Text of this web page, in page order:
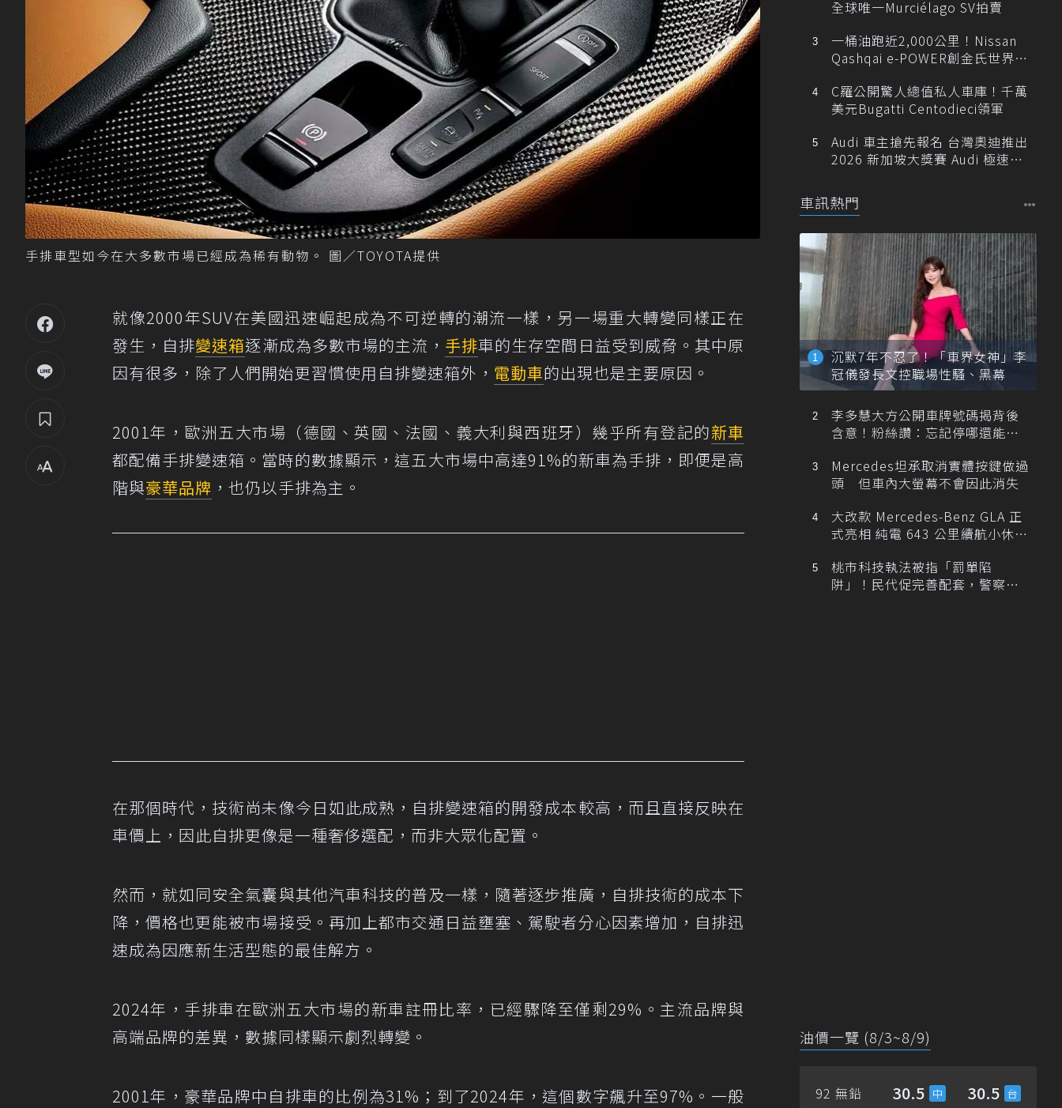
手排車型如今在大多數市場已經成為稀有動物。 圖／TOYOTA提供
就像2000年SUV在美國迅速崛起成為不可逆轉的潮流一樣，另一場重大轉變同樣正在
發生，自排變速箱逐漸成為多數市場的主流， 手排車的生存空間日益受到威脅。其中原
因有很多，除了人們開始更習慣使用自排變速箱外， 電動車的出現也是主要原因。
2001年，歐洲五大市場（德國、英國、法國、義大利與西班牙）幾乎所有登記的新車
都配備手排變速箱。當時的數據顯示，這五大市場中高達91%的新車為手排，即便是高
階與豪華品牌 ，也仍以手排為主。
在那個時代，技術尚未像今日如此成熟，自排變速箱的開發成本較高，而且直接反映在
車價上，因此自排更像是一種奢侈選配，而非大眾化配置。
然而，就如同安全氣囊與其他汽車科技的普及一樣，隨著逐步推廣，自排技術的成本下
降，價格也更能被市場接受。再加上都市交通日益壅塞、駕駛者分心因素增加，自排迅
速成為因應新生活型態的最佳解方。
2024年，手排車在歐洲五大市場的新車註冊比率，已經驟降至僅剩29%。主流品牌與
高端品牌的差異，數據同樣顯示劇烈轉變。
2001年，豪華品牌中自排車的比例為31%；到了2024年，這個數字飆升至97%。一般
全球唯一Murciélago SV拍賣
一桶油跑近2,000公里！Nissan
Qashqai e-POWER創金氏世界紀
C羅公開驚人總值私人車庫！千萬
美元Bugatti Centodieci領軍
Audi 車主搶先報名 台灣奧迪推出
2026 新加坡大獎賽 Audi 極速之
車訊熱門
沉默7年不忍了！「車界女神」李
冠儀發長文控職場性騷、黑幕
李多慧大方公開車牌號碼揭背後
含意！粉絲讚：忘記停哪還能幫
Mercedes坦承取消實體按鍵做過
頭 但車內大螢幕不會因此消失
大改款 Mercedes-Benz GLA 正
式亮相 純電 643 公里續航小休
桃市科技執法被指「罰單陷
阱」！民代促完善配套，警察局
油價一覽 (8/3~8/9)
92 無鉛 30.5 30.5